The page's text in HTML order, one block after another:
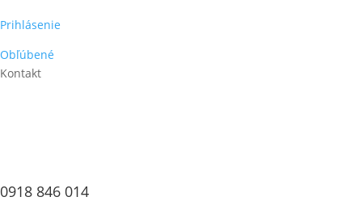
Prihlásenie
Obľúbené
Kontakt
0918 846 014